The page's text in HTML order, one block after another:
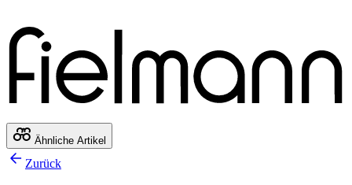
Ähnliche Artikel
Zurück